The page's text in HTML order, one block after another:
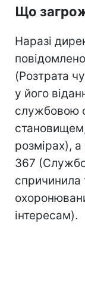
Що
Наразі
(Розтрата
у його
службовою
розмірах), а
367
спричинила
інтересам).